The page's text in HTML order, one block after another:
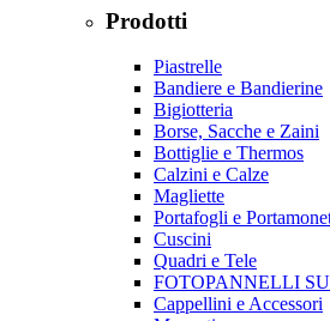
Prodotti
Piastrelle
Bandiere e Bandierine
Bigiotteria
Borse, Sacche e Zaini
Bottiglie e Thermos
Calzini e Calze
Magliette
Portafogli e
Cuscini
Quadri e Tele
FOTOPANNELLI
Cappellini e Accessori